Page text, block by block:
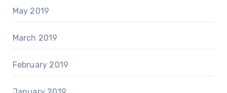
May 2019
March 2019
February 2019